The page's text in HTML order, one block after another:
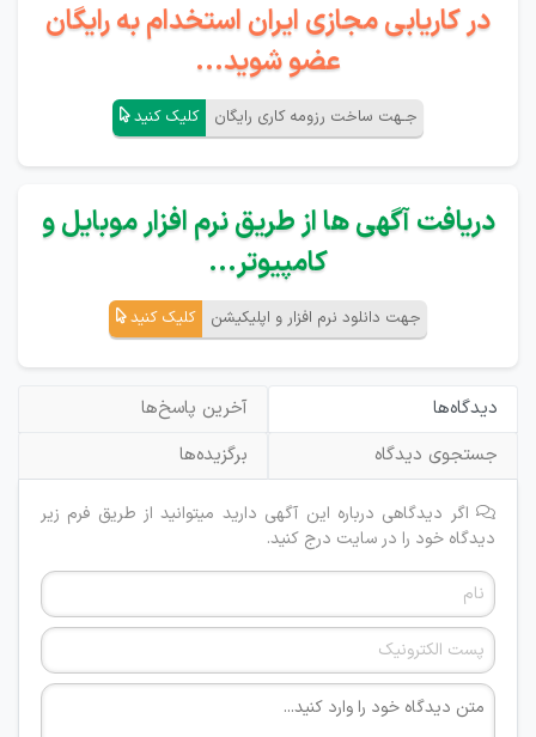
در کاریابی مجازی ایران استخدام به رایگان
عضو شوید...
جـهت ساخت رزومه کاری رایگان کلیک کنید
دریافت آگهی ها از طریق نرم افزار موبایل و
کامپیوتر...
جهت دانلود نرم افزار و اپلیکیشن کلیک کنید
دیدگاه‌ها
آخرین پاسخ‌ها
جستجوی دیدگاه
برگزیده‌ها
اگر دیدگاهی درباره این آگهی دارید میتوانید از طریق فرم زیر
دیدگاه خود را در سایت درج کنید.